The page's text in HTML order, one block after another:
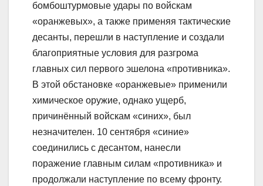
бомбоштурмовые удары по войскам
«оранжевых», а также применяя тактические
десанты, перешли в наступление и создали
благоприятные условия для разгрома
главных сил первого эшелона «противника».
В этой обстановке «оранжевые» применили
химическое оружие, однако ущерб,
причинённый войскам «синих», был
незначителен. 10 сентября «синие»
соединились с десантом, нанесли
поражение главным силам «противника» и
продолжали наступление по всему фронту.